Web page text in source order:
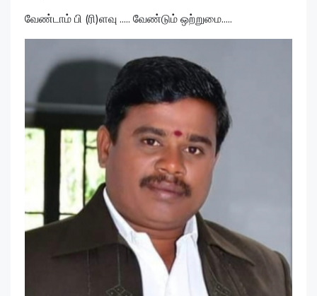
வேண்டாம் பி (ரி)ளவு ..... வேண்டும் ஒற்றுமை.....